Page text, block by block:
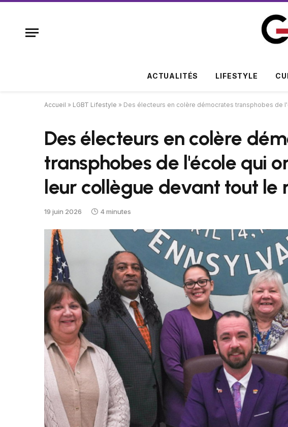
ACTUALITÉS LIFESTYLE
Accueil » LGBT Lifestyle » Des électeurs en colère démocrates transphobes de
Des électeurs en colère
transphobes de l'école qui
leur collègue devant tout le
19 juin 2026 4 minutes